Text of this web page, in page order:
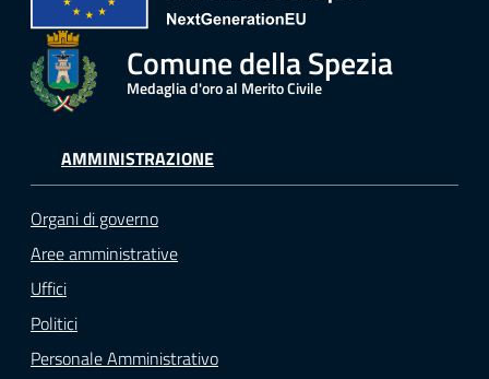
Comune della Spezia
Medaglia d'oro al Merito Civile
AMMINISTRAZIONE
Organi di governo
Aree amministrative
Uffici
Politici
Personale Amministrativo